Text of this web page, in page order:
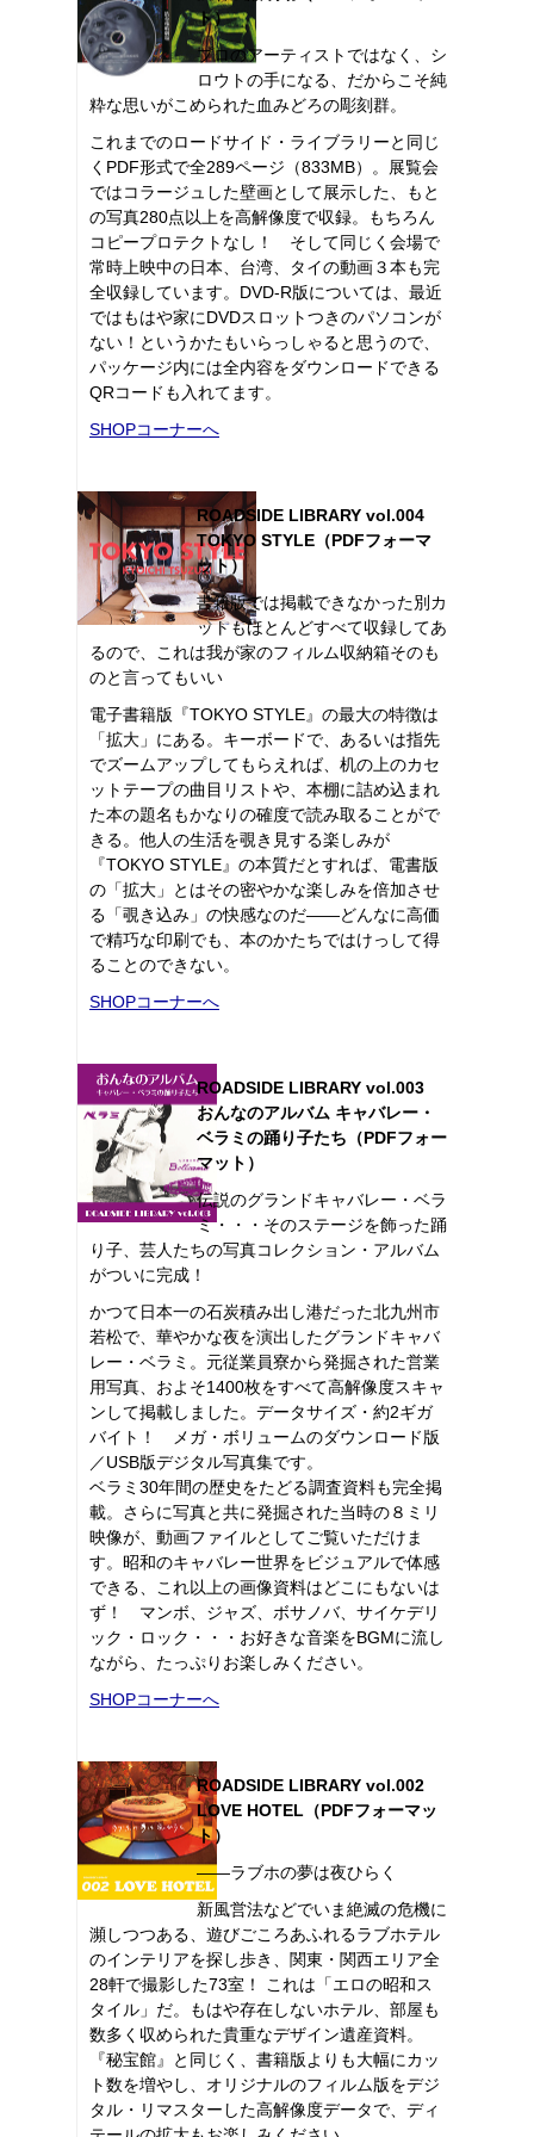
ト）
プロのアーティストではなく、シ
ロウトの手になる、だからこそ純
粋な思いがこめられた血みどろの彫刻群。
これまでのロードサイド・ライブラリーと同じ
くPDF形式で全289ページ（833MB）。展覧会
ではコラージュした壁画として展示した、もと
の写真280点以上を高解像度で収録。もちろん
コピープロテクトなし！ そして同じく会場で
常時上映中の日本、台湾、タイの動画３本も完
全収録しています。DVD-R版については、最近
ではもはや家にDVDスロットつきのパソコンが
ない！というかたもいらっしゃると思うので、
パッケージ内には全内容をダウンロードできる
QRコードも入れてます。
SHOPコーナーへ
ROADSIDE LIBRARY vol.004
TOKYO STYLE（PDFフォーマ
ット）
書籍版では掲載できなかった別カ
ットもほとんどすべて収録してあ
るので、これは我が家のフィルム収納箱そのも
のと言ってもいい
電子書籍版『TOKYO STYLE』の最大の特徴は
「拡大」にある。キーボードで、あるいは指先
でズームアップしてもらえれば、机の上のカセ
ットテープの曲目リストや、本棚に詰め込まれ
た本の題名もかなりの確度で読み取ることがで
きる。他人の生活を覗き見する楽しみが
『TOKYO STYLE』の本質だとすれば、電書版
の「拡大」とはその密やかな楽しみを倍加させ
る「覗き込み」の快感なのだ――どんなに高価
で精巧な印刷でも、本のかたちではけっして得
ることのできない。
SHOPコーナーへ
ROADSIDE LIBRARY vol.003
おんなのアルバム キャバレー・
ベラミの踊り子たち（PDFフォー
マット）
伝説のグランドキャバレー・ベラ
ミ・・・そのステージを飾った踊
り子、芸人たちの写真コレクション・アルバム
がついに完成！
かつて日本一の石炭積み出し港だった北九州市
若松で、華やかな夜を演出したグランドキャバ
レー・ベラミ。元従業員寮から発掘された営業
用写真、およそ1400枚をすべて高解像度スキャ
ンして掲載しました。データサイズ・約2ギガ
バイト！ メガ・ボリュームのダウンロード版
／USB版デジタル写真集です。
ベラミ30年間の歴史をたどる調査資料も完全掲
載。さらに写真と共に発掘された当時の８ミリ
映像が、動画ファイルとしてご覧いただけま
す。昭和のキャバレー世界をビジュアルで体感
できる、これ以上の画像資料はどこにもないは
ず！ マンボ、ジャズ、ボサノバ、サイケデリ
ック・ロック・・・お好きな音楽をBGMに流し
ながら、たっぷりお楽しみください。
SHOPコーナーへ
ROADSIDE LIBRARY vol.002
LOVE HOTEL（PDFフォーマッ
ト）
――ラブホの夢は夜ひらく
新風営法などでいま絶滅の危機に
瀕しつつある、遊びごころあふれるラブホテル
のインテリアを探し歩き、関東・関西エリア全
28軒で撮影した73室！ これは「エロの昭和ス
タイル」だ。もはや存在しないホテル、部屋も
数多く収められた貴重なデザイン遺産資料。
『秘宝館』と同じく、書籍版よりも大幅にカッ
ト数を増やし、オリジナルのフィルム版をデジ
タル・リマスターした高解像度データで、ディ